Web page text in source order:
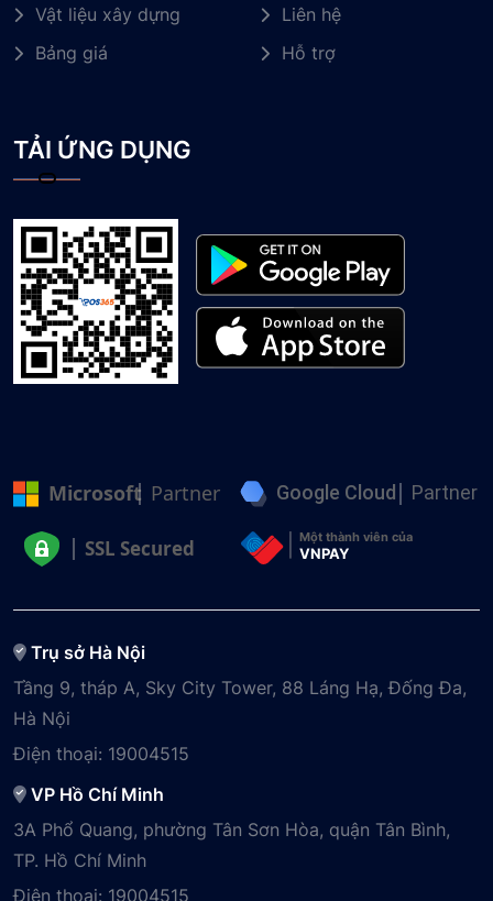
Vật liệu xây dựng
Bảng giá
Liên hệ
Hỗ trợ
TẢI ỨNG DỤNG
Microsoft Partner Google Cloud Partner
SSL Secured Một thành viên của
VNPAY
Trụ sở Hà Nội
Tầng 9, tháp A, Sky City Tower, 88 Láng Hạ, Đống Đa,
Hà Nội
Điện thoại: 19004515
VP Hồ Chí Minh
3A Phổ Quang, phường Tân Sơn Hòa, quận Tân Bình,
TP. Hồ Chí Minh
Điện thoại: 19004515